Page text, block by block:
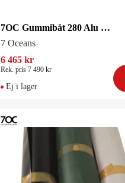
7OC Gummibåt 280 Alu Grey
7 Oceans
6 465 kr
Rek. pris 7 490 kr
Ej i lager